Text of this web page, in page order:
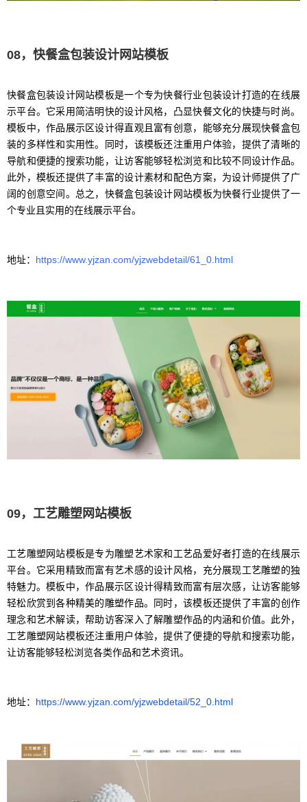
08，快餐盒包装设计网站模板
快餐盒包装设计网站模板是一个专为快餐行业包装设计打造的在线展
示平台。它采用简洁明快的设计风格，凸显快餐文化的快捷与时尚。
模板中，作品展示区设计得直观且富有创意，能够充分展现快餐盒包
装的多样性和实用性。同时，该模板还注重用户体验，提供了清晰的
导航和便捷的搜索功能，让访客能够轻松浏览和比较不同设计作品。
此外，模板还提供了丰富的设计素材和配色方案，为设计师提供了广
阔的创意空间。总之，快餐盒包装设计网站模板为快餐行业提供了一
个专业且实用的在线展示平台。
地址： https://www.yjzan.com/yjzwebdetail/61_0.html
09，工艺雕塑网站模板
工艺雕塑网站模板是专为雕塑艺术家和工艺品爱好者打造的在线展示
平台。它采用精致而富有艺术感的设计风格，充分展现工艺雕塑的独
特魅力。模板中，作品展示区设计得精致而富有层次感，让访客能够
轻松欣赏到各种精美的雕塑作品。同时，该模板还提供了丰富的创作
理念和艺术解读，帮助访客深入了解雕塑作品的内涵和价值。此外，
工艺雕塑网站模板还注重用户体验，提供了便捷的导航和搜索功能，
让访客能够轻松浏览各类作品和艺术资讯。
地址： https://www.yjzan.com/yjzwebdetail/52_0.html